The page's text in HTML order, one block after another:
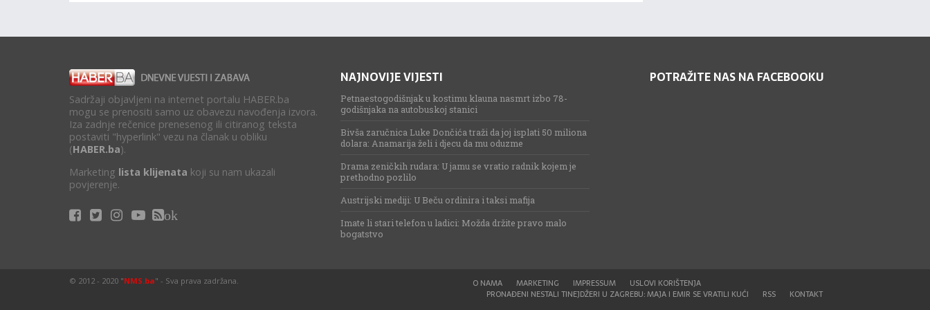
Sadržaji objavljeni na internet portalu HABER.ba
mogu se prenositi samo uz obavezu navođenja izvora.
Iza zadnje rečenice prenesenog ili citiranog teksta
postaviti "hyperlink" vezu na članak u obliku
(HABER.ba).
Marketing lista klijenata koji su nam ukazali
povjerenje.
ok
NAJNOVIJE VIJESTI
Petnaestogodišnjak u kostimu klauna nasmrt izbo 78-
godišnjaka na autobuskoj stanici
Bivša zaručnica Luke Dončića traži da joj isplati 50 miliona
dolara: Anamarija želi i djecu da mu oduzme
Drama zeničkih rudara: U jamu se vratio radnik kojem je
prethodno pozlilo
Austrijski mediji: U Beču ordinira i taksi mafija
Imate li stari telefon u ladici: Možda držite pravo malo
bogatstvo
POTRAŽITE NAS NA FACEBOOKU
O NAMA MARKETING IMPRESSUM
USLOVI KORIŠTENJA
PRONAĐENI NESTALI TINEJDŽERI U ZAGREBU: MAJA I EMIR SE VRATILI KUĆI
RSS KONTAKT
© 2012 - 2020 "NMS.ba" - Sva prava zadržana.